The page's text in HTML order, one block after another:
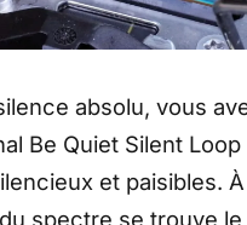
absolu, vous
Be Quiet Silent
et paisibles.
spectre se trouve le